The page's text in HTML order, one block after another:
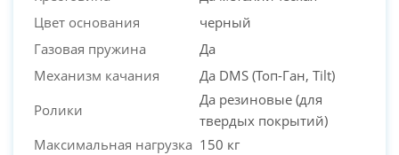
Цвет основания
черный
Газовая пружина
Да
Механизм качания
Да DMS (Топ-Ган, Tilt)
Ролики
Да резиновые (для
твердых покрытий)
Максимальная нагрузка 150 кг